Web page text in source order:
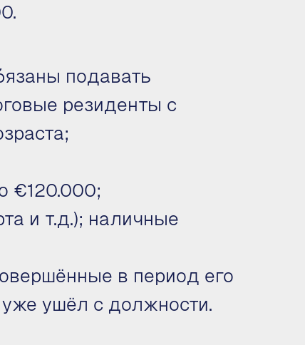
подавать
резиденты с
€120.000;
и т.д.); наличные
в период его
ушёл с должности.